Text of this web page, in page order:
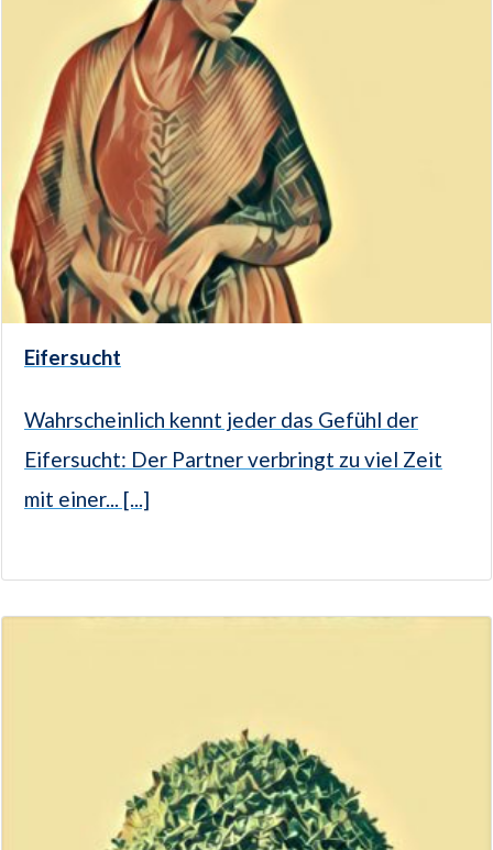
Eifersucht
Wahrscheinlich kennt jeder das Gefühl der
Eifersucht: Der Partner verbringt zu viel Zeit
mit einer... [...]